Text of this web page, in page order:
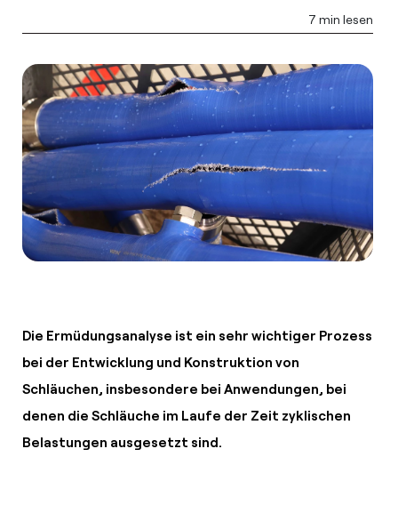
7 min lesen
Die Ermüdungsanalyse ist ein sehr wichtiger Prozess
bei der Entwicklung und Konstruktion von
Schläuchen, insbesondere bei Anwendungen, bei
denen die Schläuche im Laufe der Zeit zyklischen
Belastungen ausgesetzt sind.